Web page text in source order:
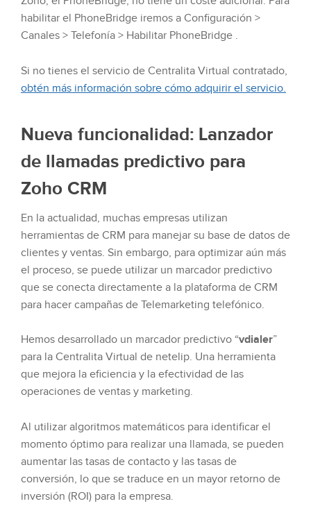
habilitar el PhoneBridge iremos a Configuración >
Canales > Telefonía > Habilitar PhoneBridge .
Si no tienes el servicio de Centralita Virtual contratado,
obtén más información sobre cómo adquirir el servicio.
Nueva funcionalidad: Lanzador
de llamadas predictivo para
Zoho CRM
En la actualidad, muchas empresas utilizan
herramientas de CRM para manejar su base de datos de
clientes y ventas. Sin embargo, para optimizar aún más
el proceso, se puede utilizar un marcador predictivo
que se conecta directamente a la plataforma de CRM
para hacer campañas de Telemarketing telefónico.
Hemos desarrollado un marcador predictivo “vdialer”
para la Centralita Virtual de netelip. Una herramienta
que mejora la eficiencia y la efectividad de las
operaciones de ventas y marketing.
Al utilizar algoritmos matemáticos para identificar el
momento óptimo para realizar una llamada, se pueden
aumentar las tasas de contacto y las tasas de
conversión, lo que se traduce en un mayor retorno de
inversión (ROI) para la empresa.